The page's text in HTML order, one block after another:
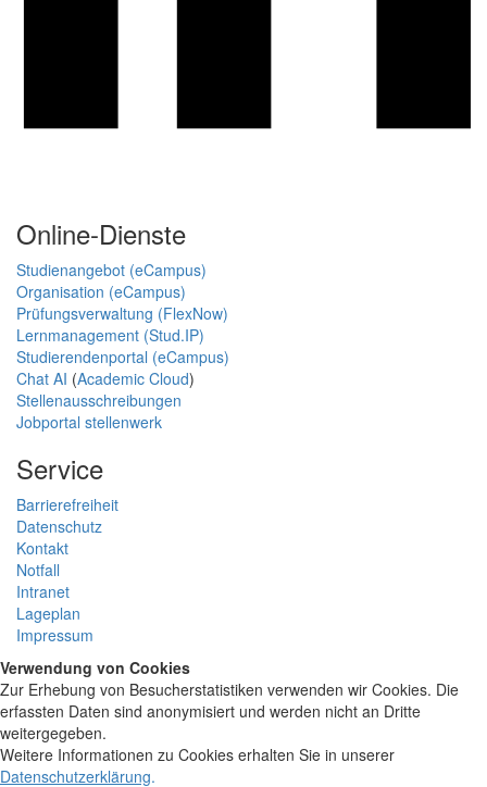
Online-Dienste
Studienangebot (eCampus)
Organisation (eCampus)
Prüfungsverwaltung (FlexNow)
Lernmanagement (Stud.IP)
Studierendenportal (eCampus)
Chat AI (Academic Cloud)
Stellenausschreibungen
Jobportal stellenwerk
Service
Barrierefreiheit
Datenschutz
Kontakt
Notfall
Intranet
Lageplan
Impressum
Verwendung von Cookies
Zur Erhebung von Besucherstatistiken verwenden wir Cookies. Die
erfassten Daten sind anonymisiert und werden nicht an Dritte
weitergegeben.
Weitere Informationen zu Cookies erhalten Sie in unserer
Datenschutzerklärung.